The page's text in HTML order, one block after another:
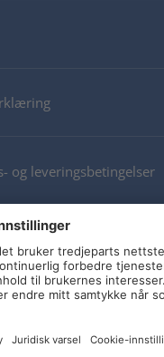
og leveringsbetingelser